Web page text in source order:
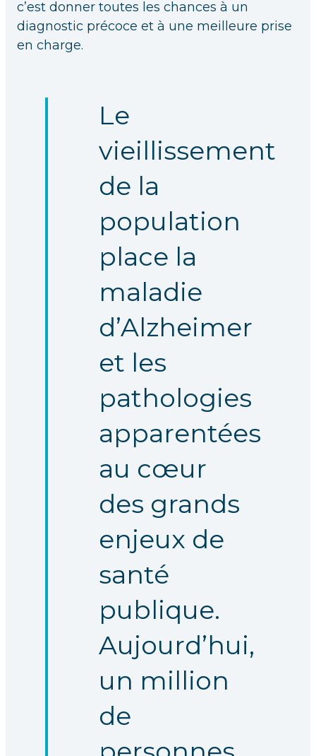
c’est donner toutes les chances à un
diagnostic précoce et à une meilleure prise
en charge.
Le
vieillissement
de la
population
place la
maladie
d’Alzheimer
et les
pathologies
apparentées
au cœur
des grands
enjeux de
santé
publique.
Aujourd’hui,
un million
de